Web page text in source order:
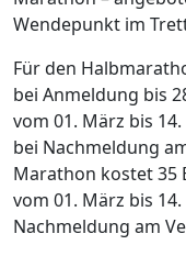
Wendepunkt im
Für den
bei Anmeldung bis
vom 01. März bis
bei Nachmeldung
Marathon kostet 35
vom 01. März bis
Nachmeldung am